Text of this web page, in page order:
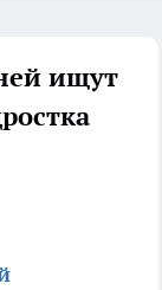
ищут